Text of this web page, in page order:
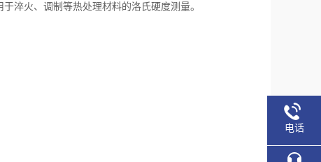
淬火、调制等热处理材料的洛氏硬度测量。
电话